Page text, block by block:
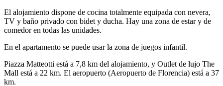
El alojamiento dispone de cocina totalmente equipada con nevera,
TV y baño privado con bidet y ducha. Hay una zona de estar y de
comedor en todas las unidades.
En el apartamento se puede usar la zona de juegos infantil.
Piazza Matteotti está a 7,8 km del alojamiento, y Outlet de lujo The
Mall está a 22 km. El aeropuerto (Aeropuerto de Florencia) está a 37
km.